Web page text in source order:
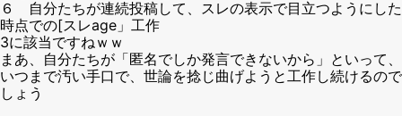
６ 自分たちが連続投稿して、スレの表示で目立つようにした
時点での[スレage」工作
3に該当ですねｗｗ
まあ、自分たちが「匿名でしか発言できないから」といって、
いつまで汚い手口で、世論を捻じ曲げようと工作し続けるので
しょう